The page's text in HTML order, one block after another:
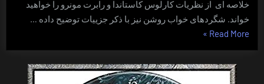
خلاصه ای از نظریات کارلوس کاستاندا و رابرت مونرو را خواهید
خواند. شگردهای خواب روشن نیز با ذکر جزییات توضیح داده …
Read More “روان
راه”
»